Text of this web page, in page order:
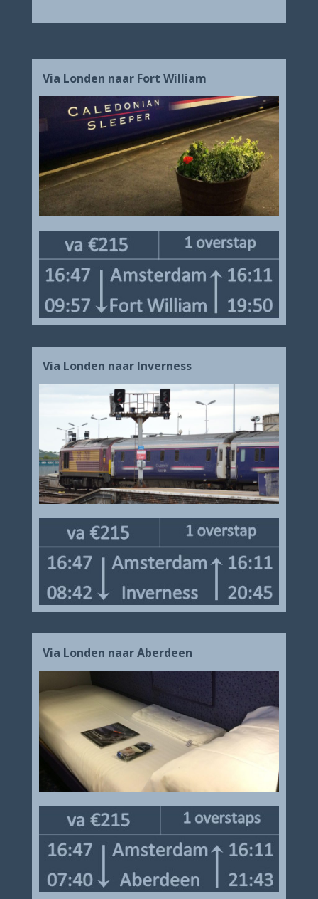
Via Londen naar Fort William
Via Londen naar Inverness
Via Londen naar Aberdeen